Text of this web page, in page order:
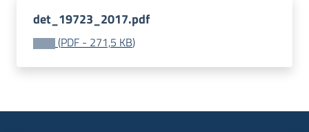
det_19723_2017.pdf
(PDF - 271,5 KB)